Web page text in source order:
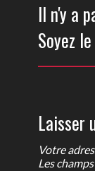
Il n'y a
Soyez
Laisser
Votre
Les